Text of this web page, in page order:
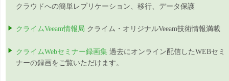
クラウドへの簡単レプリケーション、移行、データ保護
クライムVeeam情報局 クライム・オリジナルVeeam技術情報満載
クライムWebセミナー録画集 過去にオンライン配信したWEBセミ
ナーの録画をご覧いただけます。